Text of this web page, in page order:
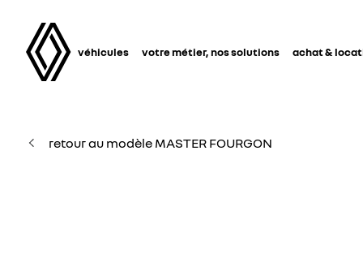
véhicules votre métier, nos solutions achat &
retour au modèle MASTER FOURGON